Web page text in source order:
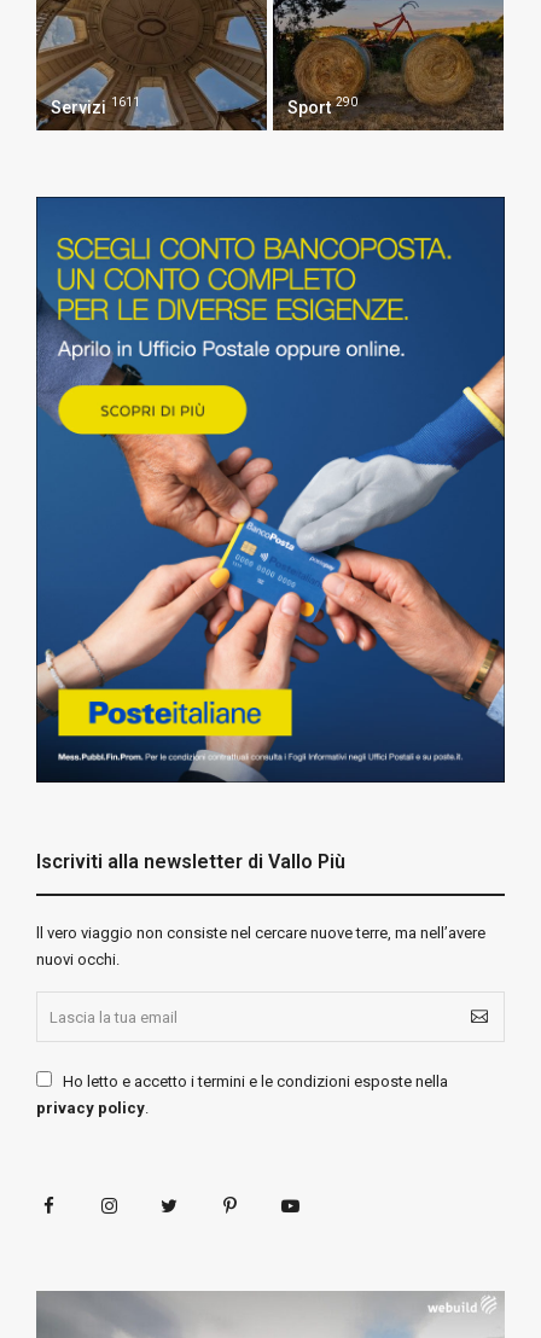
Servizi 1611 Sport 290
Iscriviti alla newsletter di Vallo Più
ll vero viaggio non consiste nel cercare nuove terre, ma nell’avere
nuovi occhi.
Ho letto e accetto i termini e le condizioni esposte nella
privacy policy.